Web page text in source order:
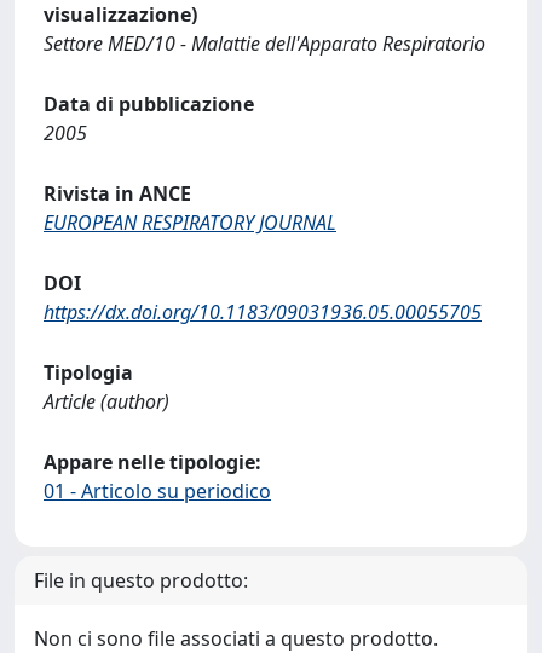
visualizzazione)
Settore MED/10 - Malattie dell'Apparato Respiratorio
Data di pubblicazione
2005
Rivista in ANCE
EUROPEAN RESPIRATORY JOURNAL
DOI
https://dx.doi.org/10.1183/09031936.05.00055705
Tipologia
Article (author)
Appare nelle tipologie:
01 - Articolo su periodico
File in questo prodotto:
Non ci sono file associati a questo prodotto.